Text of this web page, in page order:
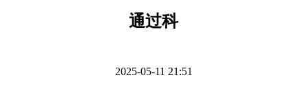
通过科
2025-05-11 21:51